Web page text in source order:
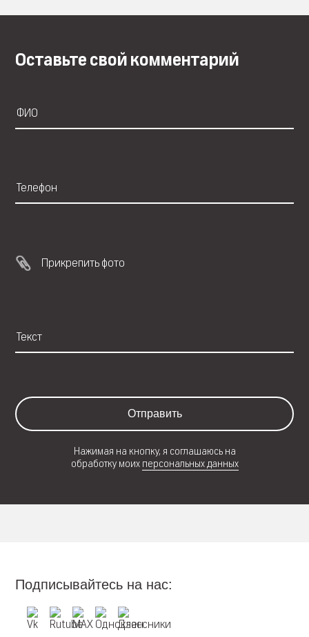
Оставьте свой комментарий
Прикрепить фото
Отправить
Нажимая на кнопку, я соглашаюсь на
обработку моих персональных данных
Подписывайтесь на нас: